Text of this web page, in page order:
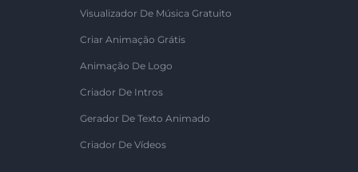
Visualizador De Música Gratuito
Criar Animação Grátis
Animação De Logo
Criador De Intros
Gerador De Texto Animado
Criador De Vídeos